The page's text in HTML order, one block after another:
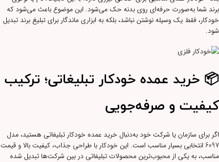
برند شما به‌صورت حرفه‌ای روی بدنه حک می‌شود. این موضوع باعث می‌شود که
خودکار، فقط یک وسیله نوشتن نباشد، بلکه به ابزاری ماندگار برای تبلیغ برند تبدیل
شود.
📦 خرید عمده خودکار تبلیغاتی؛ ترکیب
کیفیت و صرفه‌جویی
اگر برای سازمان یا شرکت خود به‌دنبال خرید عمده خودکار تبلیغاتی هستید، مدل
6097 انتخابی بسیار مناسب است. این خودکار با طراحی جذاب، کیفیت بالا و قیمت
مناسب، به یکی از محبوب‌ترین محصولات تبلیغاتی در بین شرکت‌ها تبدیل شده